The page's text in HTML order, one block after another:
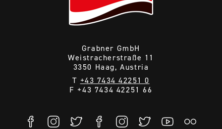
Grabner GmbH
Weistracherstraße 11
3350 Haag, Austria
T +43 7434 42251 0
F +43 7434 42251 66